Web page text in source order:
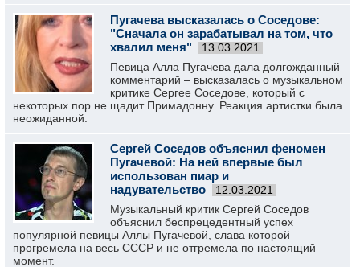
Пугачева высказалась о Соседове:
"Сначала он зарабатывал на том, что
хвалил меня"
13.03.2021
Певица Алла Пугачева дала долгожданный
комментарий – высказалась о музыкальном
критике Сергее Соседове, который с
некоторых пор не щадит Примадонну. Реакция артистки была
неожиданной.
Сергей Соседов объяснил феномен
Пугачевой: На ней впервые был
использован пиар и
надувательство
12.03.2021
Музыкальный критик Сергей Соседов
объяснил беспрецедентный успех
популярной певицы Аллы Пугачевой, слава которой
прогремела на весь СССР и не отгремела по настоящий
момент.